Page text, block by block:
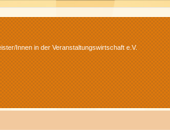
Innen in der Veranstaltungswirtschaft e.V.